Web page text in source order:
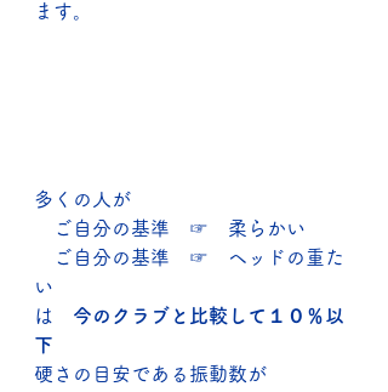
ます。
多くの人が
ご自分の基準　☞　柔らかい
ご自分の基準　☞　ヘッドの重た
い
は 今のクラブと比較して１０％以
下
硬さの目安である振動数が